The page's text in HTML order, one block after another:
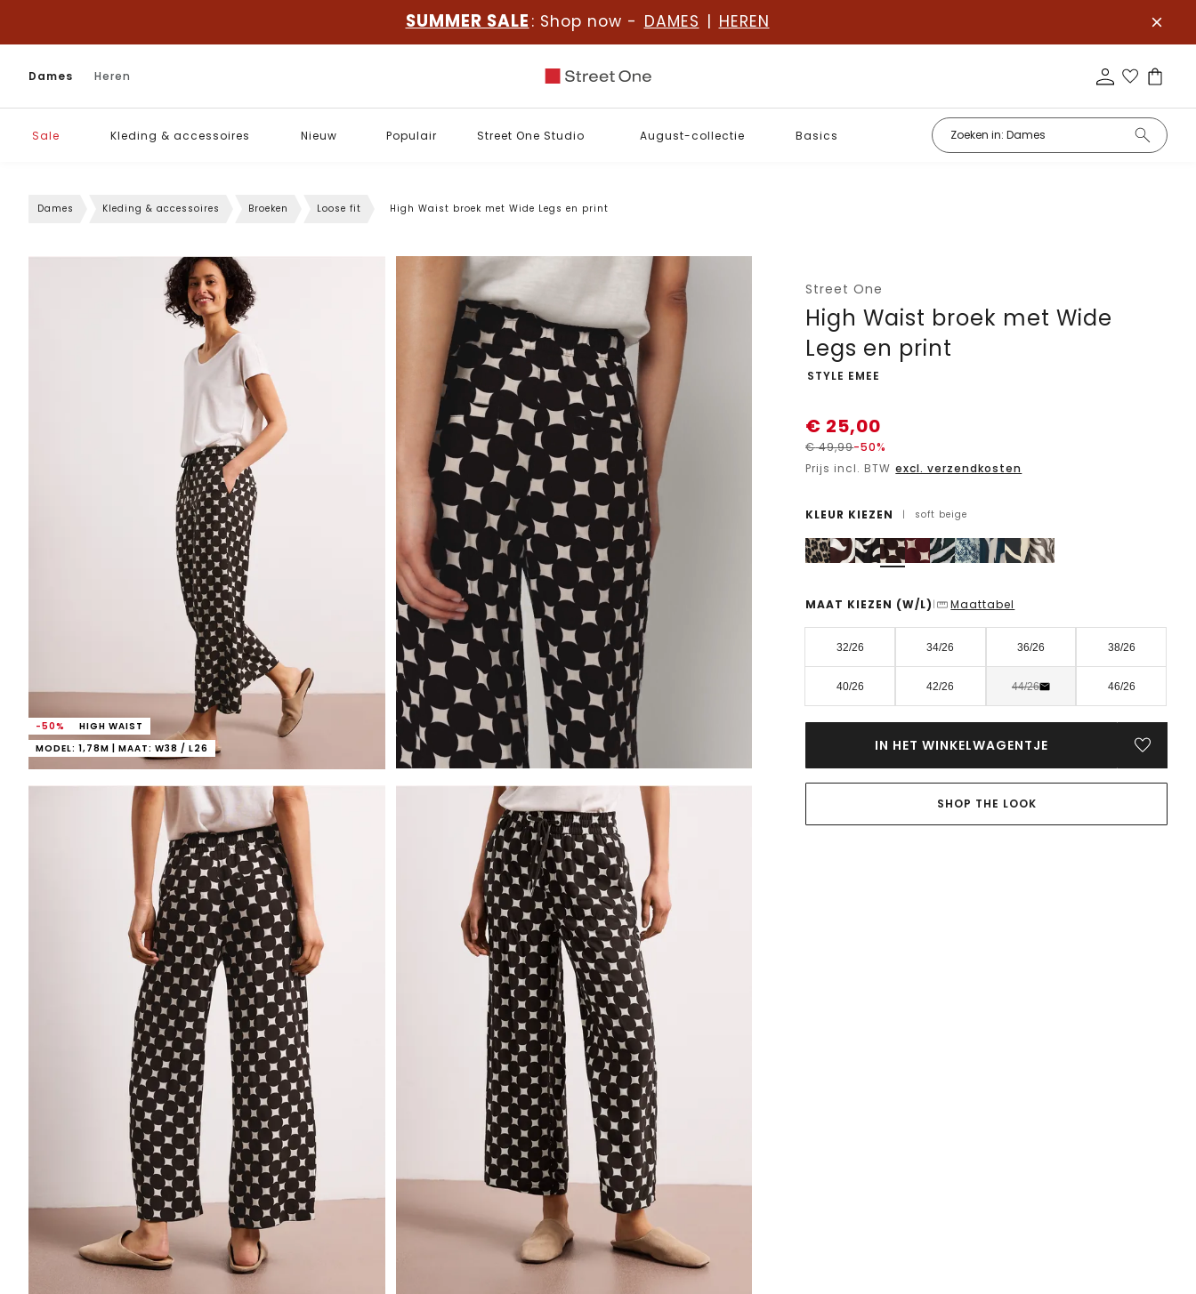
SUMMER SALE : Shop now - DAMES | HEREN
Dames Heren
Sale Kleding & accessoires Nieuw Populair Street One Studio August-collectie Basics
Dames Kleding & accessoires Broeken Loose fit High Waist broek met Wide Legs en print
-50%
HIGH WAIST
MODEL: 1,78M | MAAT: W38 / L26
Street One
High Waist broek met Wide
Legs en print
-
STYLE EMEE
€ 25,00
€49,99-50%
Prijs incl. BTW excl. verzendkosten
KLEUR KIEZEN | soft beige
MAAT KIEZEN (W/L) | Maattabel
32/26 34/26 36/26 38/26
40/26 42/26 44/26 46/26
IN HET WINKELWAGENTJE
SHOP THE LOOK